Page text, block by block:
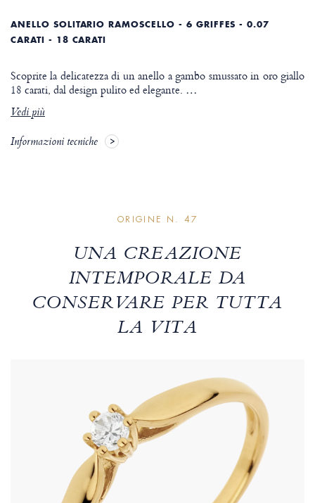
ANELLO SOLITARIO RAMOSCELLO - 6 GRIFFES - 0.07
CARATI - 18 CARATI
Scoprite la delicatezza di un anello a gambo smussato in oro giallo
18 carati, dal design pulito ed elegante. …
Vedi più
Informazioni tecniche
ORIGINE N. 47
UNA CREAZIONE
INTEMPORALE DA
CONSERVARE PER TUTTA
LA VITA